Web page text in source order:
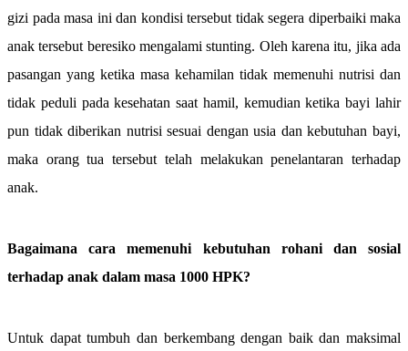
gizi pada masa ini dan kondisi tersebut tidak segera diperbaiki maka
anak tersebut beresiko mengalami stunting. Oleh karena itu, jika ada
pasangan yang ketika masa kehamilan tidak memenuhi nutrisi dan
tidak peduli pada kesehatan saat hamil, kemudian ketika bayi lahir
pun tidak diberikan nutrisi sesuai dengan usia dan kebutuhan bayi,
maka orang tua tersebut telah melakukan penelantaran terhadap
anak.
Bagaimana cara memenuhi kebutuhan rohani dan sosial
terhadap anak dalam masa 1000 HPK?
Untuk dapat tumbuh dan berkembang dengan baik dan maksimal